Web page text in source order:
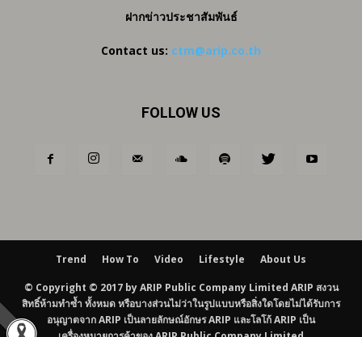
ฝากข่าวประชาสัมพันธ์
Contact us: ctm@arip.co.th
FOLLOW US
Trend How To Video Lifestyle About Us
© Copyright © 2017 by ARIP Public Company Limited ARIP สงวน
สิทธิ์ห้ามทำซ้ำ ทั้งหมด หรือบางส่วนไม่ว่าในรูปแบบหรือสิ่งใดโดยไม่ได้รับการ
อนุญาตจาก ARIP เป็นลายลักษณ์อักษร ARIP และโลโก้ ARIP เป็น